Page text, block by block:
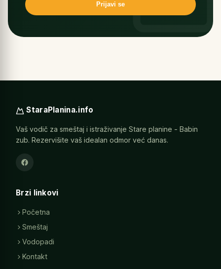
Prijavi se
StaraPlanina.info
Vaš vodič za smeštaj i istraživanje Stare planine - Babin
zub. Rezervišite vaš idealan odmor već danas.
Brzi linkovi
Početna
Smeštaj
Vodopadi
Kontakt